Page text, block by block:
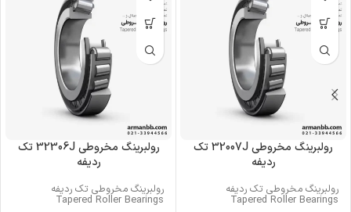
رولبرینگ‌ مخروطی 32007J تک
ردیفه
رولبرینگ‌ مخروطی تک ردیفه
Tapered Roller Bearings
رولبرینگ‌ مخروطی 32306J تک
ردیفه
رولبرینگ‌ مخروطی تک ردیفه
Tapered Roller Bearings